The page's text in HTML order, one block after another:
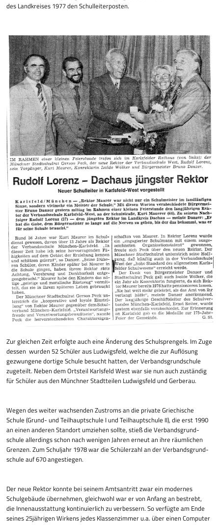
des Landkreises 1977 den Schul­leiterposten.
Zur gleichen Zeit erfolgte auch eine Änderung des Schulsprengels. Im Zuge
dessen wurden 52 Schüler aus Ludwigsfeld, welche die zur Auflösung
gezwungene dortige Schule besucht hatten, der Verbands­grund­schule
zugeteilt. Neben dem Ortsteil Karlsfeld West war sie nun auch zuständig
für Schüler aus den Münchner Stadtteilen Ludwigsfeld und Gerberau.
Wegen des weiter wachsenden Zustroms an die private Griechische
Schule (Grund- und Teilhauptschule I und Teilhauptschule II), die erst 1990
an einen anderen Standort umziehen sollte, stieß die Ver­­­bands­grund­
schule allerdings schon nach wenigen Jahren erneut an ihre räumlichen
Grenzen. Zum Schuljahr 1978 war die Schülerzahl an der Ver­­­bands­grund­
schule auf 670 angestiegen.
Der neue Rektor konnte bei seinem Amtsantritt zwar ein modernes
Schulgebäude übernehmen, gleichwohl war er von Anfang an bestrebt,
die Innenausstattung kontinuierlich zu verbessern. So verfügte am Ende
seines 25jährigen Wirkens jedes Klassenzimmer u.a. über einen Computer